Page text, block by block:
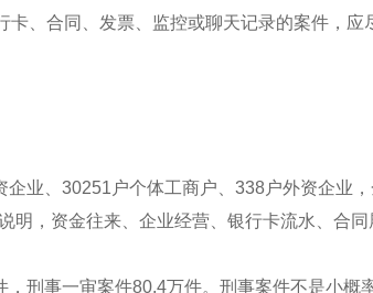
、合同、发票、监控或聊天记录的案件，应
业、30251户个体工商户、338户外资企业
明，资金往来、企业经营、银行卡流水、合同
刑事一审案件80.4万件。刑事案件不是小概